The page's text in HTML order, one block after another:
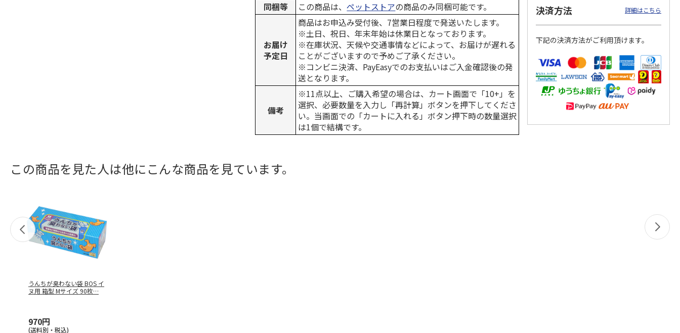
同梱等
この商品は、ペットストアの商品のみ同梱可能です。
お届け
予定日
商品はお申込み受付後、7営業日程度で発送いたします。
※土日、祝日、年末年始は休業日となっております。
※在庫状況、天候や交通事情などによって、お届けが遅れる
ことがございますので予めご了承ください。
※コンビニ決済、PayEasyでのお支払いはご入金確認後の発
送となります。
備考
※11点以上、ご購入希望の場合は、カート画面で「10+」を
選択、必要数量を入力し「再計算」ボタンを押下してくださ
い。当画面での「カートに入れる」ボタン押下時の数量選択
は1個で結構です。
決済方法 詳細はこちら
下記の決済方法がご利用頂けます。
この商品を見た人は他にこんな商品を見ています。
うんちが臭わない袋 BOS イ
ヌ用 箱型 Mサイズ 90枚…
970円
(送料別・税込)